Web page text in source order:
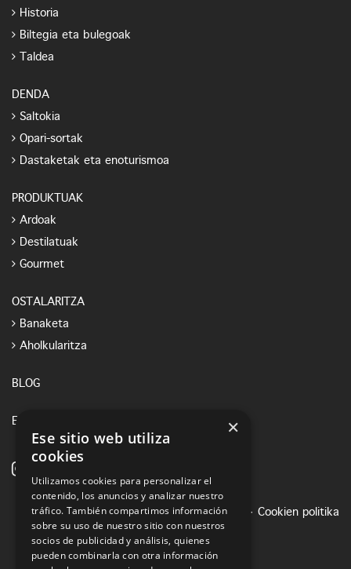
Historia
Biltegia eta bulegoak
Taldea
DENDA
Saltokia
Opari-sortak
Dastaketak eta enoturismoa
PRODUKTUAK
Ardoak
Destilatuak
Gourmet
OSTALARITZA
Banaketa
Aholkularitza
BLOG
E-SHOP
Lege oharra· Pribatutasun politika · Cookien politika
×
Ese sitio web utiliza
cookies
Utilizamos cookies para personalizar el
contenido, los anuncios y analizar nuestro
tráfico. También compartimos información
sobre su uso de nuestro sitio con nuestros
socios de publicidad y análisis, quienes
pueden combinarla con otra información